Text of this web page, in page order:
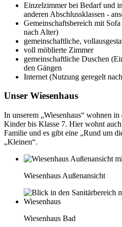
Einzelzimmer bei Bedarf und
anderen Abschlussklassen -
Gemeinschaftsbereich mit
nach Alter)
gemeinschaftliche,
voll möblierte Zimmer
gemeinschaftliche Duschen
den Gängen
Internet (Nutzung geregelt
Unser Wiesenhaus
In unserem „Wiesenhaus“ wohnen
Kinder bis Klasse 7. Hier wohnt
Familie und es gibt eine „Rund um
„Kleinen“.
Wiesenhaus Außenansicht
Wiesenhaus Bad